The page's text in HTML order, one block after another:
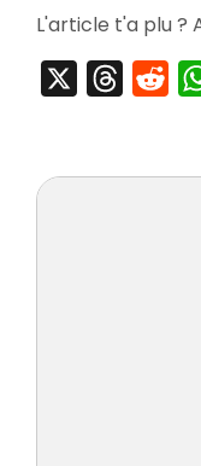
L'article t'a plu ?
Threads